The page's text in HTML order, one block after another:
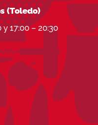
(Toledo)
y 17:00 – 20:30